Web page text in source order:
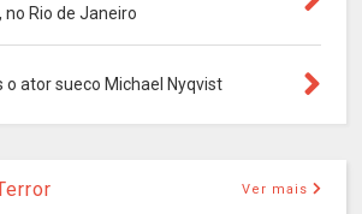
Rio de Janeiro
o ator sueco Michael Nyqvist
Ver mais